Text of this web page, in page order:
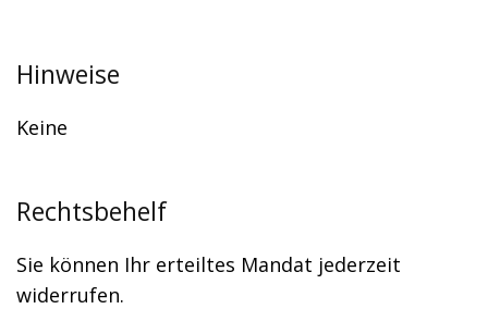
Hinweise
Keine
Rechtsbehelf
Sie können Ihr erteiltes Mandat jederzeit
widerrufen.